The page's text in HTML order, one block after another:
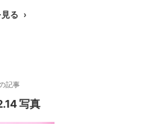
る
記事
写真